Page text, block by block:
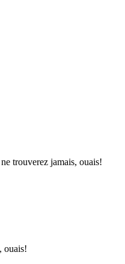
trouverez jamais, ouais!
ouais!